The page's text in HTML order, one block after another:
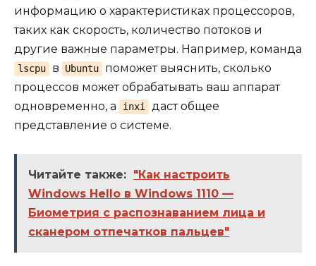
информацию о характеристиках процессоров,
таких как скорость, количество потоков и
другие важные параметры. Например, команда
lscpu в Ubuntu
поможет выяснить, сколько
процессов может обрабатывать ваш аппарат
одновременно, а
inxi
даст общее
представление о системе.
Читайте также: "Как настроить
Windows Hello в Windows 1110 —
Биометрия с распознаванием лица и
сканером отпечатков пальцев"